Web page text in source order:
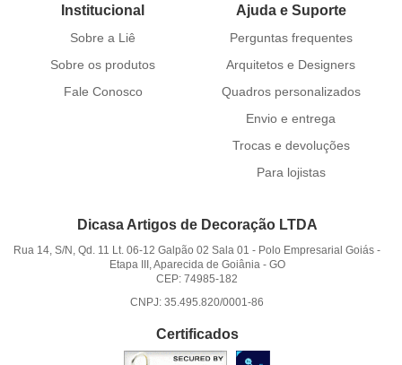
Institucional
Sobre a Liê
Sobre os produtos
Fale Conosco
Ajuda e Suporte
Perguntas frequentes
Arquitetos e Designers
Quadros personalizados
Envio e entrega
Trocas e devoluções
Para lojistas
Dicasa Artigos de Decoração LTDA
Rua 14, S/N, Qd. 11 Lt. 06-12 Galpão 02 Sala 01 - Polo Empresarial Goiás -
Etapa III, Aparecida de Goiânia- GO
CEP: 74985-182
CNPJ: 35.495.820/0001-86
Certificados